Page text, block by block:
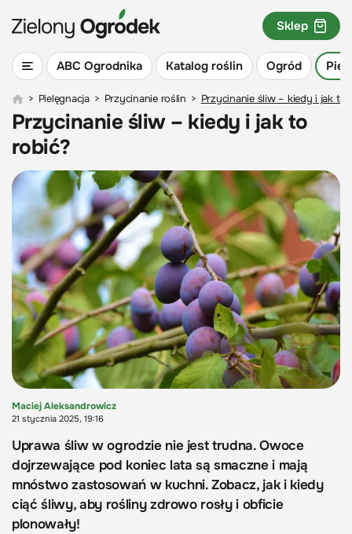
ABC Ogrodnika Katalog roślin Ogród
Sklep
> Pielęgnacja > Przycinanie roślin > Przycinanie śliw – kiedy i jak to
Przycinanie śliw – kiedy i jak to
robić?
Maciej Aleksandrowicz
21 stycznia 2025, 19:16
Uprawa śliw w ogrodzie nie jest trudna. Owoce
dojrzewające pod koniec lata są smaczne i mają
mnóstwo zastosowań w kuchni. Zobacz, jak i kiedy
ciąć śliwy, aby rośliny zdrowo rosły i obficie
plonowały!